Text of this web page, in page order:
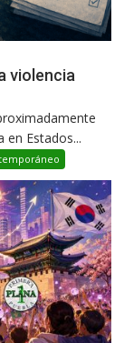
violencia
en Estados...